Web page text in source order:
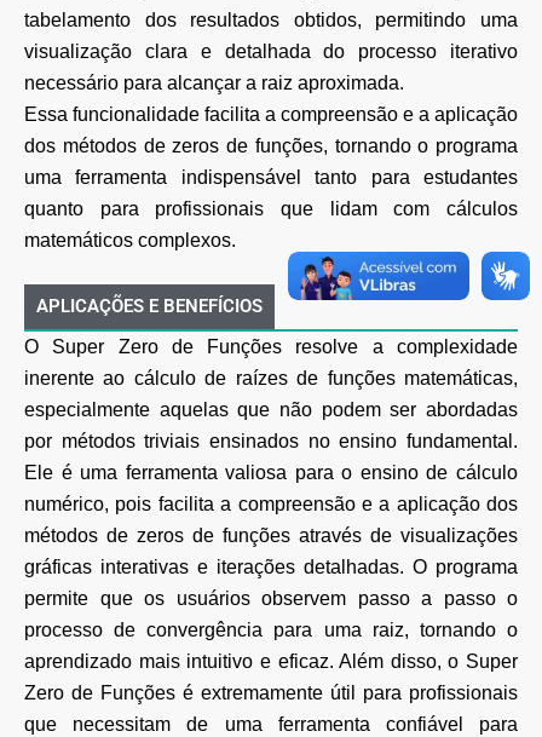
tabelamento dos resultados obtidos, permitindo uma
visualização clara e detalhada do processo iterativo
necessário para alcançar a raiz aproximada.
Essa funcionalidade facilita a compreensão e a aplicação
dos métodos de zeros de funções, tornando o programa
uma ferramenta indispensável tanto para estudantes
quanto para profissionais que lidam com cálculos
matemáticos complexos.
APLICAÇÕES E BENEFÍCIOS
O Super Zero de Funções resolve a complexidade
inerente ao cálculo de raízes de funções matemáticas,
especialmente aquelas que não podem ser abordadas
por métodos triviais ensinados no ensino fundamental.
Ele é uma ferramenta valiosa para o ensino de cálculo
numérico, pois facilita a compreensão e a aplicação dos
métodos de zeros de funções através de visualizações
gráficas interativas e iterações detalhadas. O programa
permite que os usuários observem passo a passo o
processo de convergência para uma raiz, tornando o
aprendizado mais intuitivo e eficaz. Além disso, o Super
Zero de Funções é extremamente útil para profissionais
que necessitam de uma ferramenta confiável para